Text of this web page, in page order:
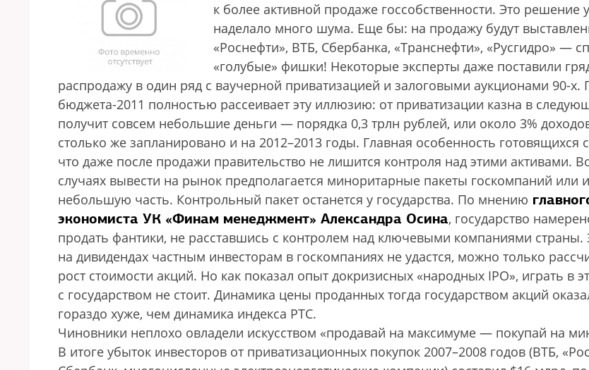
к более активной продаже госсобственности. Это решение
наделало много шума. Еще бы: на продажу будут
«Роснефти», ВТБ, Сбербанка, «Транснефти», «Русгидро» —
«голубые» фишки! Некоторые эксперты даже поставили
распродажу в один ряд с ваучерной приватизацией и залоговыми аукционами 90-х.
бюджета-2011 полностью рассеивает эту иллюзию: от приватизации казна в
получит совсем небольшие деньги — порядка 0,3 трлн рублей, или около 3%
столько же запланировано и на 2012–2013 годы. Главная особенность готовящихся
что даже после продажи правительство не лишится контроля над этими активами.
случаях вывести на рынок предполагается миноритарные пакеты госкомпаний или
небольшую часть. Контрольный пакет останется у государства. По мнению
экономиста УК «Финам менеджмент» Александра Осина, государство
продать фантики, не расставшись с контролем над ключевыми компаниями страны.
на дивидендах частным инвесторам в госкомпаниях не удастся, можно только
рост стоимости акций. Но как показал опыт докризисных «народных IPO», играть в
с государством не стоит. Динамика цены проданных тогда государством акций
гораздо хуже, чем динамика индекса РТС.
Чиновники неплохо овладели искусством «продавай на максимуме — покупай на
В итоге убыток инвесторов от приватизационных покупок 2007–2008 годов (ВТБ,